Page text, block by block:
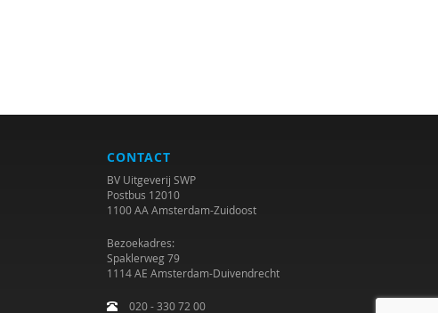
CONTACT
BV Uitgeverij SWP
Postbus 12010
1100 AA Amsterdam-Zuidoost
Bezoekadres:
Spaklerweg 79
1114 AE Amsterdam-Duivendrecht
020 - 330 72 00